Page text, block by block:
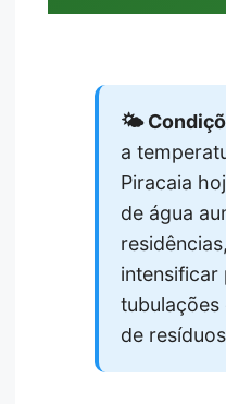
🌤️
a
Piracaia
de água
intensificar
tubulações
de